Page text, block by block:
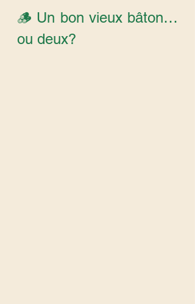
🪵 Un bon vieux bâton…
ou deux?